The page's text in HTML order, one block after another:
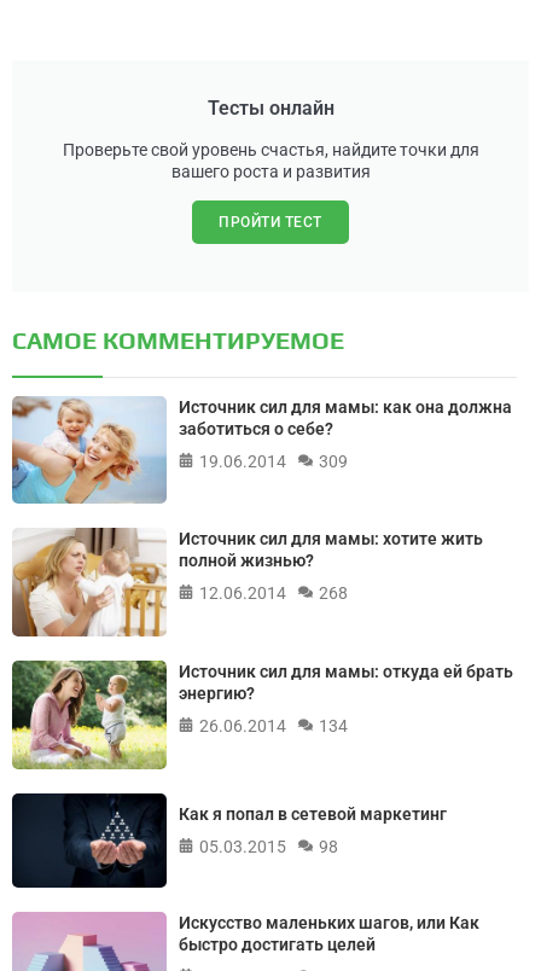
Тесты онлайн
Проверьте свой уровень счастья, найдите точки для
вашего роста и развития
ПРОЙТИ ТЕСТ
САМОЕ КОММЕНТИРУЕМОЕ
Источник сил для мамы: как она должна
заботиться о себе?
19.06.2014
309
Источник сил для мамы: хотите жить
полной жизнью?
12.06.2014
268
Источник сил для мамы: откуда ей брать
энергию?
26.06.2014
134
Как я попал в сетевой маркетинг
05.03.2015
98
Искусство маленьких шагов, или Как
быстро достигать целей